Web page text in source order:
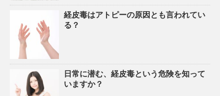
経皮毒はアトピーの原因とも言われてい
る？
日常に潜む、経皮毒という危険を知って
いますか？